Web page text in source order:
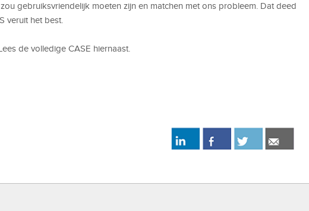
zou gebruiksvriendelijk moeten zijn en matchen met ons probleem. Dat deed
veruit het best.
de volledige CASE hiernaast.